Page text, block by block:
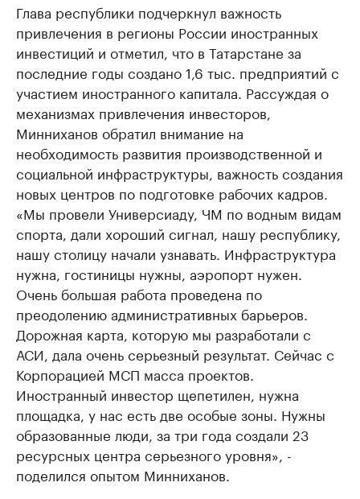
Глава республики подчеркнул важность
привлечения в регионы России иностранных
инвестиций и отметил, что в Татарстане за
последние годы создано 1,6 тыс. предприятий с
участием иностранного капитала. Рассуждая о
механизмах привлечения инвесторов,
Минниханов обратил внимание на
необходимость развития производственной и
социальной инфраструктуры, важность создания
новых центров по подготовке рабочих кадров.
«Мы провели Универсиаду, ЧМ по водным видам
спорта, дали хороший сигнал, нашу республику,
нашу столицу начали узнавать. Инфраструктура
нужна, гостиницы нужны, аэропорт нужен.
Очень большая работа проведена по
преодолению административных барьеров.
Дорожная карта, которую мы разработали с
АСИ, дала очень серьезный результат. Сейчас с
Корпорацией МСП масса проектов.
Иностранный инвестор щепетилен, нужна
площадка, у нас есть две особые зоны. Нужны
образованные люди, за три года создали 23
ресурсных центра серьезного уровня», -
поделился опытом Минниханов.